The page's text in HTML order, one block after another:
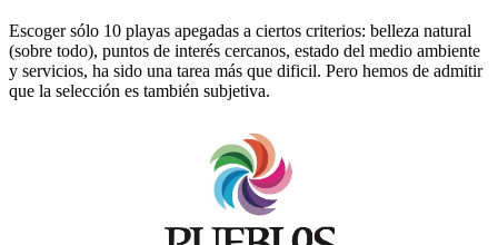
Escoger sólo 10 playas apegadas a ciertos criterios: belleza natural
(sobre todo), puntos de interés cercanos, estado del medio ambiente
y servicios, ha sido una tarea más que dificil. Pero hemos de admitir
que la selección es también subjetiva.